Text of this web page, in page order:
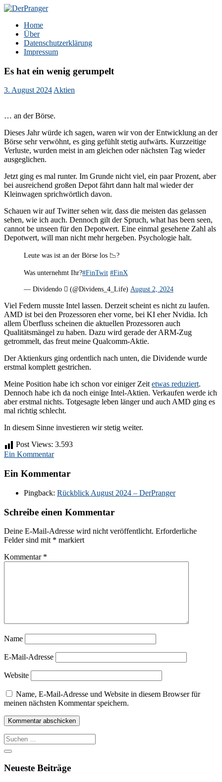
Zum
springen
DerPranger
Finanzen, Freiheit, Prangerei
Home
Über
Datenschutzerklärung
Impressum
Es hat ein wenig gerumpelt
3. August 2024Aktien
… an der Börse.
Dieses Jahr würde ich sagen, waren wir von der Entwicklung an der
Börse sehr verwöhnt, es ging gefühlt stetig aufwärts. Kurzzeitige
Verluste, wurden meist in am gleichen oder nächsten Tag wieder
ausgeglichen.
Jetzt ging es mal runter. Im Grunde nicht viel, ein paar Prozent, aber
bei ausreichend großen Depot fährt dann halt mal wieder der
Kleinwagen sprichwörtlich davon.
Schauen wir auf Twitter sehen wir, dass die meisten das gelassen
sehen, wie ich auch. Dennoch gilt der Spruch, what has been seen,
cannot be unseen für den Depotwert. Eine einmal gesehene Zahl als
Depotwert, will man nicht mehr hergeben. Psychologie halt.
Leute was ist an der Börse los 📉?
Was unternehmt Ihr?#FinTwit #FinX
— Dividendo  (@Dividens_4_Life) August 2, 2024
Viel Federn musste Intel lassen. Derzeit scheint es nicht zu laufen.
AMD ist bei den Prozessoren eher vorne, bei KI eher Nvidia. Ich
allem Überfluss scheinen die aktuellen Prozessoren auch
Qualitätsmängel zu haben. Dazu wird gerade der ARM-Zug
getrommelt, das freut meine Qualcomm-Aktie.
Der Aktienkurs ging ordentlich nach unten, die Dividende wurde
erstmal komplett gestrichen.
Meine Position habe ich schon vor einiger Zeitetwas reduziert.
Dennoch habe ich da noch einige Intel-Aktien. Verkaufen werde ich
aber erstmal nichts. Totgesagte leben länger und auch AMD ging es
mal richtig schlecht.
In diesem Sinne investieren wir stetig weiter.
Post Views: 3.593
Ein Kommentar
Ein Kommentar
Pingback: Rückblick August 2024 – DerPranger
Schreibe einen Kommentar
Deine E-Mail-Adresse wird nicht veröffentlicht. Erforderliche
Felder sind mit * markiert
Kommentar *
Name
E-Mail-Adresse
Website
Name, E-Mail-Adresse und Website in diesem Browser für
meinen nächsten Kommentar speichern.
Suche
nach:
Neueste Beiträge